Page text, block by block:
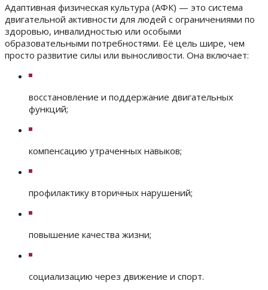
Адаптивная физическая культура (АФК) — это система
двигательной активности для людей с ограничениями по
здоровью, инвалидностью или особыми
образовательными потребностями. Её цель шире, чем
просто развитие силы или выносливости. Она включает:
восстановление и поддержание двигательных
функций;
компенсацию утраченных навыков;
профилактику вторичных нарушений;
повышение качества жизни;
социализацию через движение и спорт.